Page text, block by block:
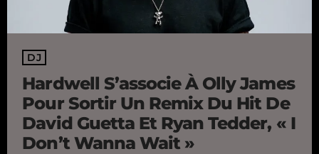
DJ
Hardwell S’associe À Olly James
Pour Sortir Un Remix Du Hit De
David Guetta Et Ryan Tedder, « I
Don’t Wanna Wait »